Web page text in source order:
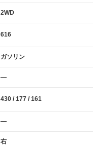
2WD
616
ガソリン
―
430 / 177 / 161
―
右